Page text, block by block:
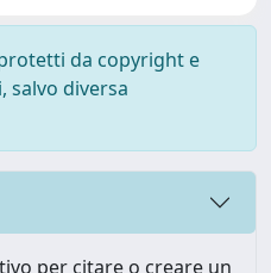
da copyright e
diversa
per citare o creare un